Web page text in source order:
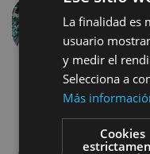
La finalidad es
usuario
y medir el
Selecciona a
Más
Cookies